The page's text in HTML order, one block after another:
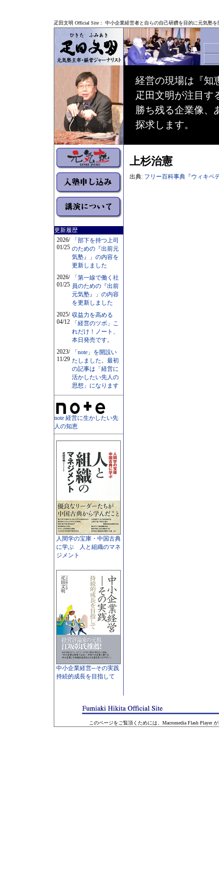
疋田文明 Official Site： 中小企業経営者と自らの自己研鑽を目的に元気塾
経営の現場は『知
疋田文明が注目す
勝ち残る企業像、
探求します。
更新履歴
2026/
01/25
「部下を持つ上司
のための『出前元
気塾』」の内容を
更新しました
2026/
01/25
「第一線で働く社
員のための『出前
元気塾』」の内容
を更新しました
2025/
04/12
収益力を高める
「経営のツボ」こ
れだけ！ノート、
本日発売です。
2023/
11/29
「note」を開設い
たしました。最初
の記事は「経営に
活かしたい先人の
思想」になります
note 経営に生かしたい先
人の知恵
人間学の宝庫・中国古典
に学ぶ 人と組織のマネ
ジメント
中小企業経営─その実践
持続的成長を目指して
上杉治憲
出典: フリー百科事典『ウィキペ
このページをご覧頂くためには、Macromedia Flash Player